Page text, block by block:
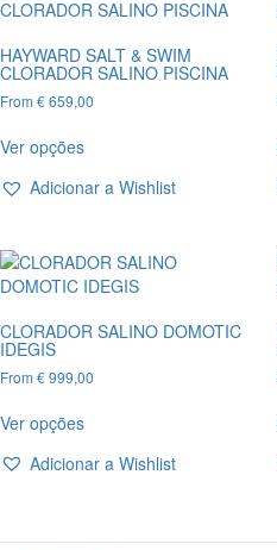
HAYWARD SALT & SWIM
CLORADOR SALINO PISCINA
From €659,00
Ver opçõesproduct
multiple
options
may
chosen
the
Adicionar a Wishlist
CLORADOR SALINO DOMOTIC
IDEGIS
From €999,00
Ver opçõesproduct
multiple
Adicionar a Wishlist